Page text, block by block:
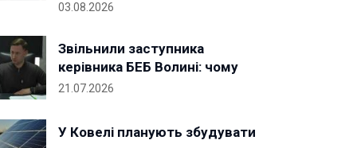
03.08.2026
Звільнили заступника
керівника БЕБ Волині: чому
21.07.2026
У Ковелі планують збудувати